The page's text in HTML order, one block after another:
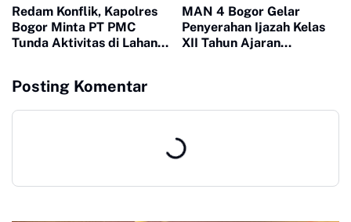
Redam Konflik, Kapolres
Bogor Minta PT PMC
Tunda Aktivitas di Lahan
MAN 4 Bogor Gelar
Penyerahan Ijazah Kelas
XII Tahun Ajaran
Posting Komentar